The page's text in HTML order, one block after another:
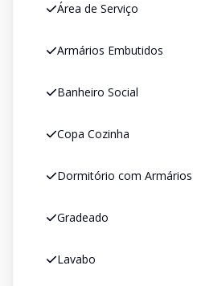
Área de Serviço
Armários Embutidos
Banheiro Social
Copa Cozinha
Dormitório com Armários
Gradeado
Lavabo